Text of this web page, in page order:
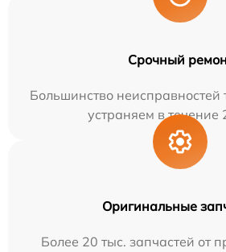
Срочный
Большинство неисправностей
устраняем в течение
Оригинальные
Более 20 тыс. запчастей от